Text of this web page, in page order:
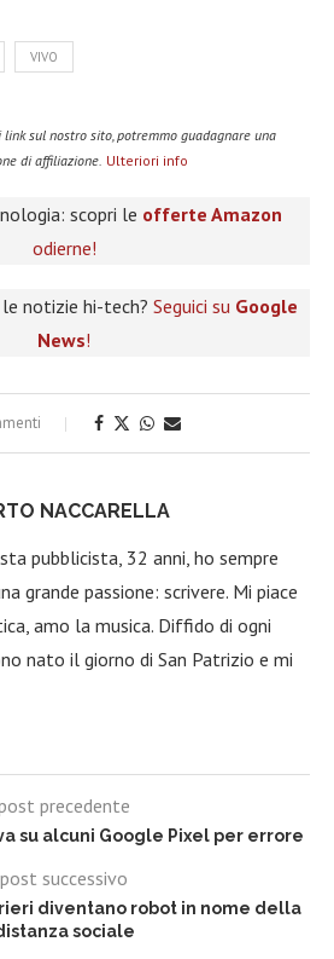
VIVO
sul nostro sito, potremmo guadagnare una
di affiliazione. Ulteriori info
scopri le offerte Amazon
odierne!
notizie hi-tech? Seguici su Google
News!
NACCARELLA
pubblicista, 32 anni, ho sempre
grande passione: scrivere. Mi piace
amo la musica. Diffido di ogni
nato il giorno di San Patrizio e mi
precedente
su alcuni Google Pixel per errore
post successivo
diventano robot in nome della
sociale